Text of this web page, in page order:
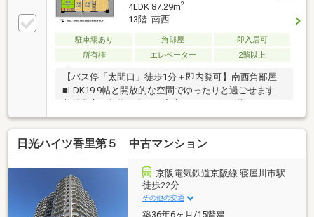
4LDK 87.29m2
13階 南西
駐車場あり 角部屋
即入居可
所有権
エレベーター 2階以上
【バス停「太間口」徒歩1分＋即内覧可】南西角部屋
■LDK19.9帖と開放的な空間でゆったりと過ごせます■
■3面バルコニーで陽当り・通風良好
日光ハイツ香里第５ 中古マンション
京阪電気鉄道京阪線 寝屋川市駅
徒歩22分
その他の交通
築36年6ヶ月/15階建